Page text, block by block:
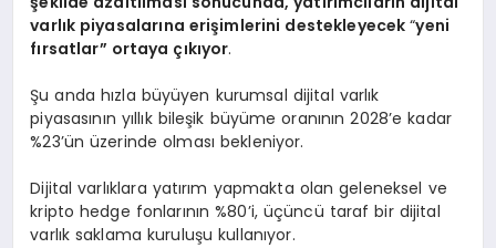
varlık piyasalarına erişimlerini destekleyecek“yeni
fırsatlar” ortaya çıkıyor.
Şu anda hızla büyüyen kurumsal dijital varlık
piyasasının yıllık bileşik büyüme oranının 2028’e kadar
%23’ün üzerinde olması bekleniyor.
Dijital varlıklara yatırım yapmakta olan geleneksel ve
kripto hedge fonlarının %80’i, üçüncü taraf bir dijital
varlık saklama kuruluşu kullanıyor.